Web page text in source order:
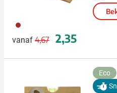
823
vanaf
Normale prijs
4,67
Speciale prijs
2,35
Eco